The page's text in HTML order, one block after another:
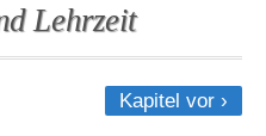
Lehrzeit
Kapitel vor ›